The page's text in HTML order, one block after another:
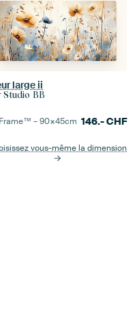
large ii
Studio BB
–90×45cm 146.-CHF
vous-même la dimension